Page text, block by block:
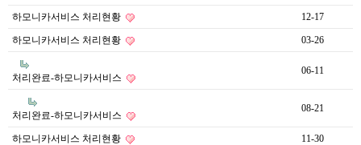
하모니카서비스 처리현황 12-17
하모니카서비스 처리현황 03-26
처리완료-하모니카서비스
06-11
처리완료-하모니카서비스
08-21
하모니카서비스 처리현황 11-30